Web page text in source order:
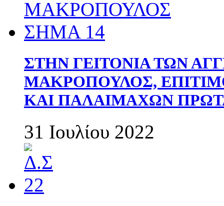
ΣΤΗΝ ΓΕΙΤΟΝΙΑ ΤΩΝ
ΜΑΚΡΟΠΟΥΛΟΣ,
ΚΑΙ ΠΑΛΑΙΜΑΧΩΝ
31 Ιουλίου 2022